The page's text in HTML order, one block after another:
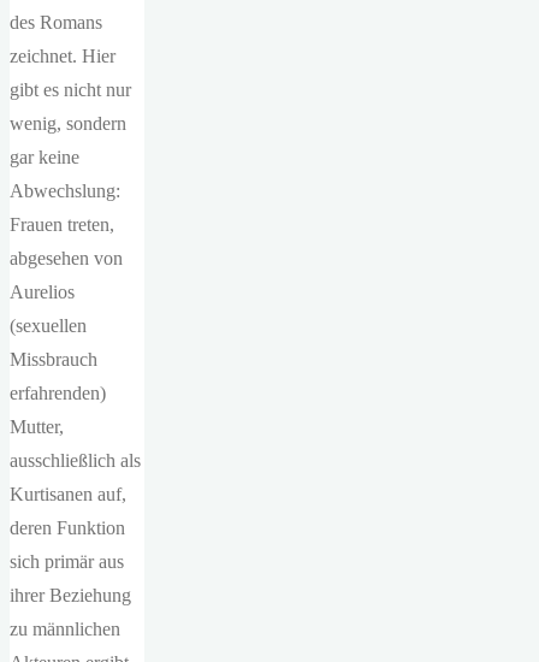
des Romans
zeichnet. Hier
gibt es nicht nur
wenig, sondern
gar keine
Abwechslung:
Frauen treten,
abgesehen von
Aurelios
(sexuellen
Missbrauch
erfahrenden)
Mutter,
ausschließlich als
Kurtisanen auf,
deren Funktion
sich primär aus
ihrer Beziehung
zu männlichen